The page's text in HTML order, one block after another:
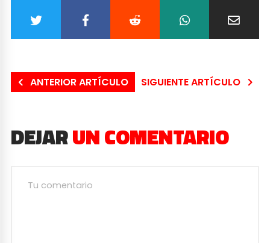
ANTERIOR ARTÍCULO SIGUIENTE ARTÍCULO
DEJARUN COMENTARIO